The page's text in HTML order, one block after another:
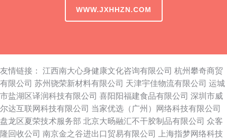
WWW.JXHHZN.COM
友情链接： 江西南大心身健康文化咨询有限公司 杭州攀奇商贸
有限公司 苏州骁荣新材料有限公司 天津宇佳物流有限公司 运城
市盐湖区译润科技有限公司 喜阳阳福建食品有限公司 深圳市威
尔达互联网科技有限公司 当家优选（广州）网络科技有限公司
盘龙区夏荣技术服务部 北京大旸融汇不干胶制品有限公司 众客
隆回收公司 南京金之谷进出口贸易有限公司
上海指梦网络科技